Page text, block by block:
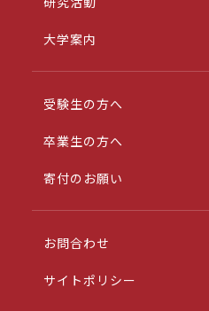
大学案内
受験生の方へ
卒業生の方へ
寄付のお願い
お問合わせ
サイトポリシー